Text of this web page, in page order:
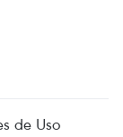
de Uso